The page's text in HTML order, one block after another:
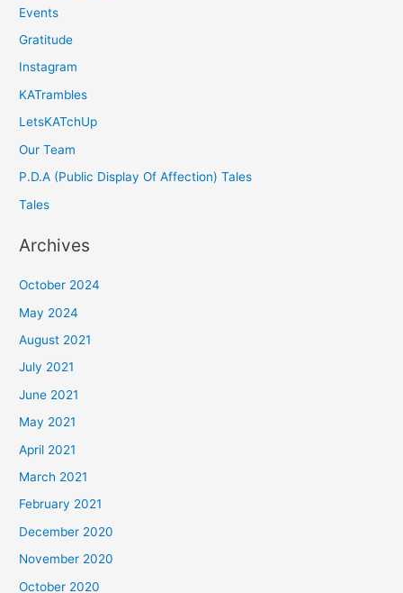
Events
Gratitude
Instagram
KATrambles
LetsKATchUp
Our Team
P.D.A (Public Display Of Affection) Tales
Tales
Archives
October 2024
May 2024
August 2021
July 2021
June 2021
May 2021
April 2021
March 2021
February 2021
December 2020
November 2020
October 2020